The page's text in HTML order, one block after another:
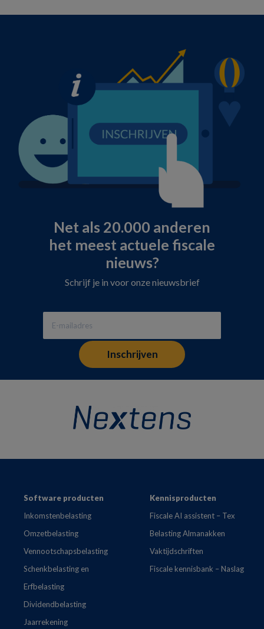
Net als 20.000 anderen
het meest actuele fiscale
nieuws?
Schrijf je in voor onze nieuwsbrief
FooterSoftware producten
Inkomstenbelasting
Omzetbelasting
Vennootschapsbelasting
Schenkbelasting en
Erfbelasting
Dividendbelasting
Jaarrekening
Kennisproducten
Fiscale AI assistent – Tex
Belasting Almanakken
Vaktijdschriften
Fiscale kennisbank – Naslag